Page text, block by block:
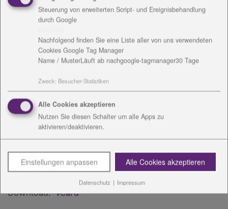
Kontakt
Stefan Müller
Brudergasse 11
07318 Saalfeld
Tel.: 03671 - 5256-5020
Fax: 03671 - 5256-5019
Mail:S.Mueller@diakonie-wl.de
Download: vCard
Steuerung von erweiterten Script- und Ereignisbehandlung
durch Google
Nachfolgend finden Sie eine Liste aller von uns verwendeten
Cookies Google Tag Manager
Name / MusterLäuft ab nachgoogle-tagmanager30 Tage
Zweck: Besucher-Statistiken
Alle Cookies akzeptieren
Nutzen Sie diesen Schalter um alle Apps zu
aktivieren/deaktivieren.
Einstellungen anpassen Alle Cookies akzeptieren
Datenschutz | Impressum